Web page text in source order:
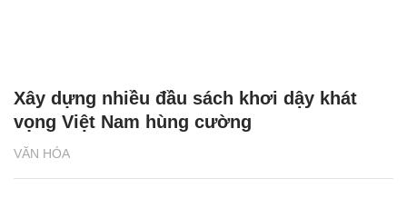
VĂN HÓA
Xây dựng nhiều đầu sách khơi dậy khát
vọng Việt Nam hùng cường